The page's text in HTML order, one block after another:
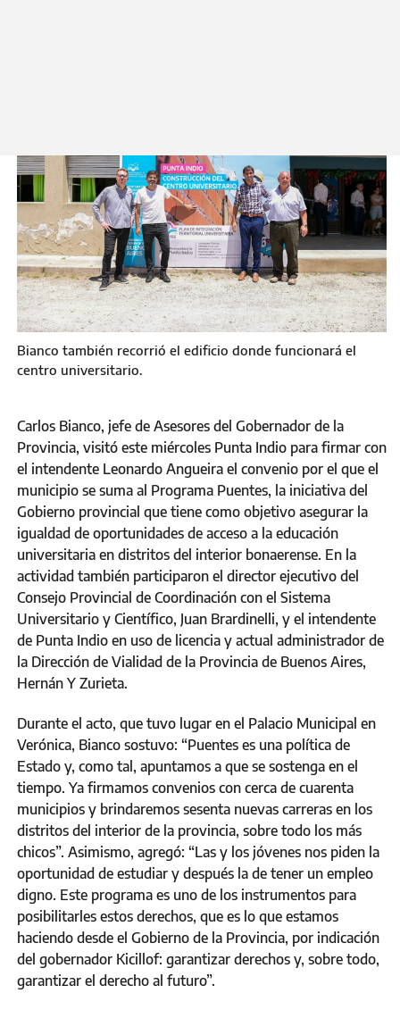
Bianco también recorrió el edificio donde funcionará el
centro universitario.
Carlos Bianco, jefe de Asesores del Gobernador de la
Provincia, visitó este miércoles Punta Indio para firmar con
el intendente Leonardo Angueira el convenio por el que el
municipio se suma al Programa Puentes, la iniciativa del
Gobierno provincial que tiene como objetivo asegurar la
igualdad de oportunidades de acceso a la educación
universitaria en distritos del interior bonaerense. En la
actividad también participaron el director ejecutivo del
Consejo Provincial de Coordinación con el Sistema
Universitario y Científico, Juan Brardinelli, y el intendente
de Punta Indio en uso de licencia y actual administrador de
la Dirección de Vialidad de la Provincia de Buenos Aires,
Hernán Y Zurieta.
Durante el acto, que tuvo lugar en el Palacio Municipal en
Verónica, Bianco sostuvo: “Puentes es una política de
Estado y, como tal, apuntamos a que se sostenga en el
tiempo. Ya firmamos convenios con cerca de cuarenta
municipios y brindaremos sesenta nuevas carreras en los
distritos del interior de la provincia, sobre todo los más
chicos”. Asimismo, agregó: “Las y los jóvenes nos piden la
oportunidad de estudiar y después la de tener un empleo
digno. Este programa es uno de los instrumentos para
posibilitarles estos derechos, que es lo que estamos
haciendo desde el Gobierno de la Provincia, por indicación
del gobernador Kicillof: garantizar derechos y, sobre todo,
garantizar el derecho al futuro”.